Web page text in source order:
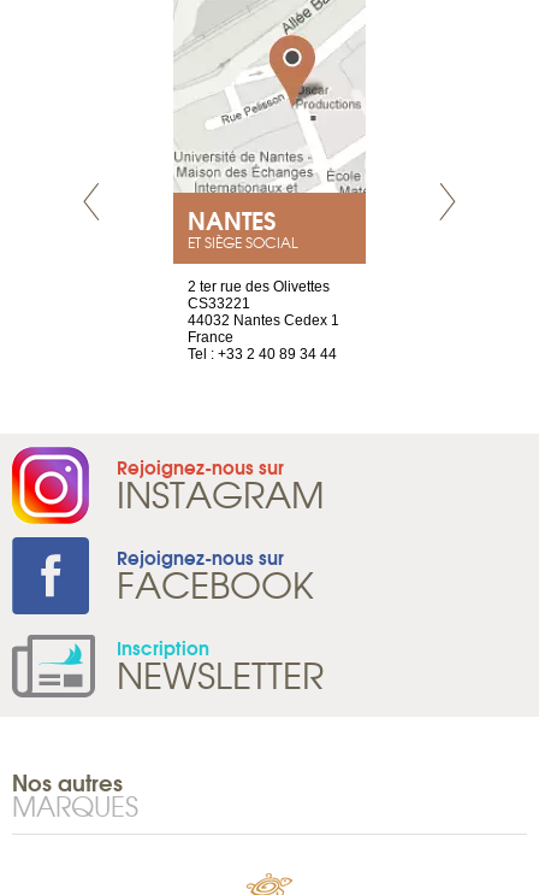
NANTES
ET SIÈGE SOCIAL
2 ter rue des Olivettes
CS33221
44032 Nantes Cedex 1
France
Tel : +33 2 40 89 34 44
Rejoignez-nous sur
INSTAGRAM
Rejoignez-nous sur
FACEBOOK
Inscription
NEWSLETTER
Nos autres
MARQUES